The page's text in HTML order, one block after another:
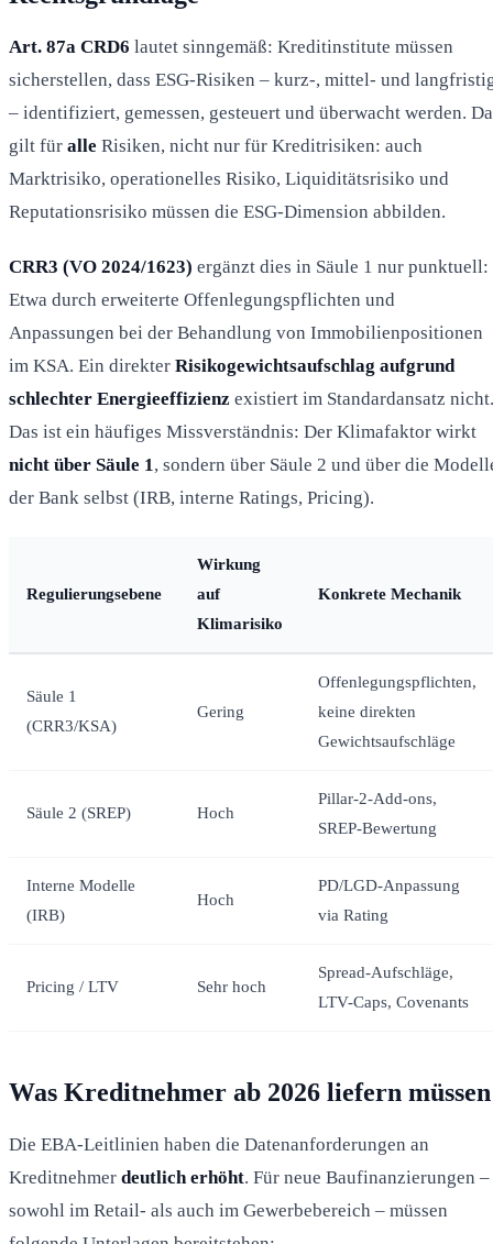
Art. 87a CRD6 lautet sinngemäß: Kreditinstitute müssen
sicherstellen, dass ESG-Risiken – kurz-, mittel- und
– identifiziert, gemessen, gesteuert und überwacht werden.
gilt für alle Risiken, nicht nur für Kreditrisiken: auch
Marktrisiko, operationelles Risiko, Liquiditätsrisiko und
Reputationsrisiko müssen die ESG-Dimension abbilden.
CRR3 (VO 2024/1623) ergänzt dies in Säule 1 nur punktuell:
Etwa durch erweiterte Offenlegungspflichten und
Anpassungen bei der Behandlung von Immobilienpositionen
im KSA. Ein direkter Risikogewichtsaufschlag aufgrund
schlechter Energieeffizienz existiert im Standardansatz nicht.
Das ist ein häufiges Missverständnis: Der Klimafaktor wirkt
nicht über Säule 1, sondern über Säule 2 und über die
der Bank selbst (IRB, interne Ratings, Pricing).
Regulierungsebene
Wirkung
auf
Klimarisiko
Konkrete Mechanik
Säule 1
(CRR3/KSA)
Gering
Offenlegungspflichten,
keine direkten
Gewichtsaufschläge
Säule 2 (SREP) Hoch
Pillar-2-Add-ons,
SREP-Bewertung
Interne Modelle
(IRB)
Hoch
PD/LGD-Anpassung
via Rating
Pricing / LTV Sehr hoch
Spread-Aufschläge,
LTV-Caps, Covenants
Was Kreditnehmer ab 2026 liefern müssen
Die EBA-Leitlinien haben die Datenanforderungen an
Kreditnehmer deutlich erhöht. Für neue Baufinanzierungen –
sowohl im Retail- als auch im Gewerbebereich – müssen